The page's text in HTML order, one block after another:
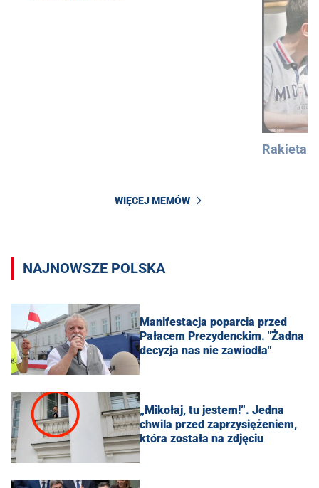
Rakieta
WIĘCEJ MEMÓW
NAJNOWSZE POLSKA
Manifestacja poparcia przed
Pałacem Prezydenckim. "Żadna
decyzja nas nie zawiodła"
„Mikołaj, tu jestem!”. Jedna
chwila przed zaprzysiężeniem,
która została na zdjęciu